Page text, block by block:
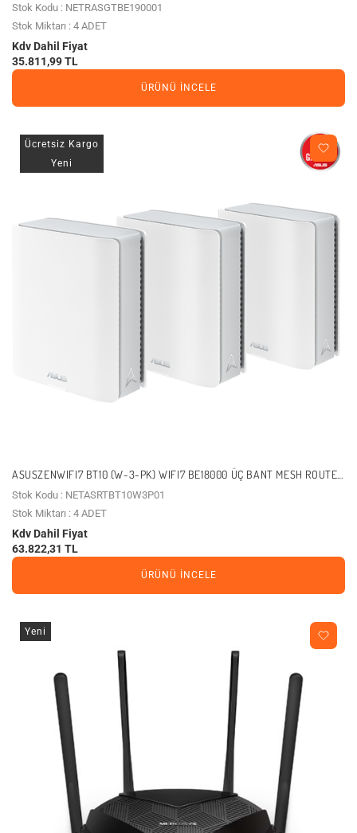
Stok Kodu : NETRASGTBE190001
Stok Miktarı : 4 ADET
Kdv Dahil Fiyat
35.811,99 TL
ÜRÜNÜ İNCELE
Ücretsiz Kargo
Yeni
ASUSZENWIFI7 BT10 (W-3-PK) WIFI7 BE18000 ÜÇ BANT MESH ROUTER
3-SET
Stok Kodu : NETASRTBT10W3P01
Stok Miktarı : 4 ADET
Kdv Dahil Fiyat
63.822,31 TL
ÜRÜNÜ İNCELE
Yeni